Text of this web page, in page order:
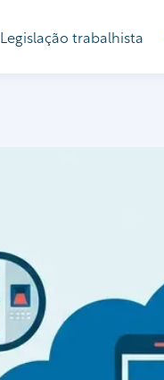
Legislação trabalhista